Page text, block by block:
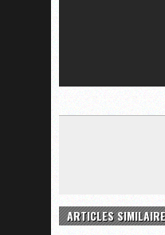
ARTICLES